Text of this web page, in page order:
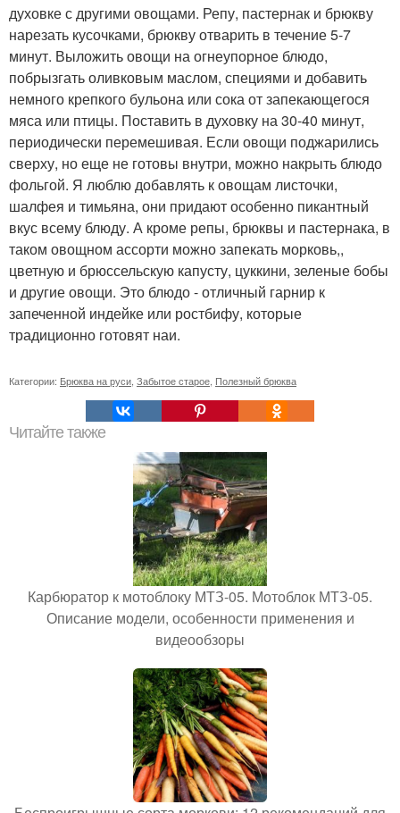
духовке с другими овощами. Репу, пастернак и брюкву
нарезать кусочками, брюкву отварить в течение 5-7
минут. Выложить овощи на огнеупорное блюдо,
побрызгать оливковым маслом, специями и добавить
немного крепкого бульона или сока от запекающегося
мяса или птицы. Поставить в духовку на 30-40 минут,
периодически перемешивая. Если овощи поджарились
сверху, но еще не готовы внутри, можно накрыть блюдо
фольгой. Я люблю добавлять к овощам листочки,
шалфея и тимьяна, они придают особенно пикантный
вкус всему блюду. А кроме репы, брюквы и пастернака, в
таком овощном ассорти можно запекать морковь,,
цветную и брюссельскую капусту, цуккини, зеленые бобы
и другие овощи. Это блюдо - отличный гарнир к
запеченной индейке или ростбифу, которые
традиционно готовят наи.
Категории: Брюква на руси Забытое старое Полезный брюква
Читайте также
Карбюратор к мотоблоку МТЗ-05. Мотоблок МТЗ-05.
Описание модели, особенности применения и
видеообзоры